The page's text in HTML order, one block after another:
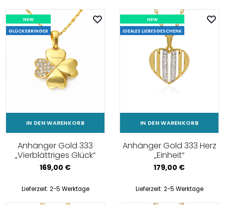
NEW
GLÜCKSBRINGER
IN DEN WARENKORB
Anhänger Gold 333
„Vierblättriges Glück“
169,00 €
Lieferzeit: 2-5 Werktage
NEW
IDEALES LIEBESGESCHENK
IN DEN WARENKORB
Anhänger Gold 333 Herz
„Einheit“
179,00 €
Lieferzeit: 2-5 Werktage